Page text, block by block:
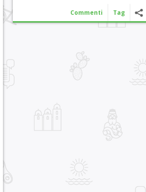
Commenti Tag